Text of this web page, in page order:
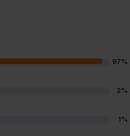
97%
2%
1%